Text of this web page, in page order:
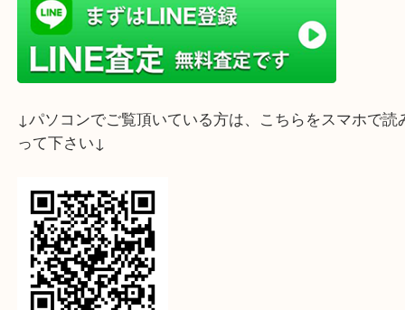
こちら エルメス バスティア カードケース になり
ご自宅で眠っているブランド品はございませんか？
ご売却を検討されている方はぜひ買取大吉西宮アク
任せ下さい！
ハンドルが取れている、破れ、角スレやボロボロ
査定可能です。
状態からは考えられないようなお値段が付く事例
す！